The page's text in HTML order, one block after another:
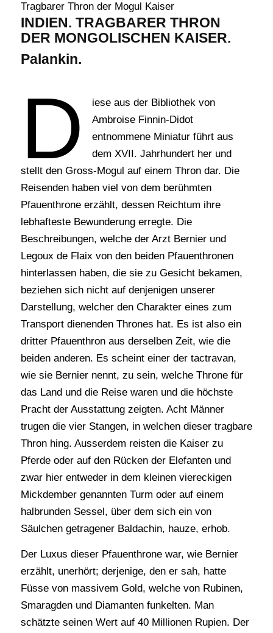
Tragbarer Thron der Mogul Kaiser
INDIEN. TRAGBARER THRON
DER MONGOLISCHEN KAISER.
Palankin.
D
iese aus der Bibliothek von
Ambroise Finnin-Didot
entnommene Miniatur führt aus
dem XVII. Jahrhundert her und
stellt den Gross-Mogul auf einem Thron dar. Die
Reisenden haben viel von dem berühmten
Pfauenthrone erzählt, dessen Reichtum ihre
lebhafteste Bewunderung erregte. Die
Beschreibungen, welche der Arzt Bernier und
Legoux de Flaix von den beiden Pfauenthronen
hinterlassen haben, die sie zu Gesicht bekamen,
beziehen sich nicht auf denjenigen unserer
Darstellung, welcher den Charakter eines zum
Transport dienenden Thrones hat. Es ist also ein
dritter Pfauenthron aus derselben Zeit, wie die
beiden anderen. Es scheint einer der tactravan,
wie sie Bernier nennt, zu sein, welche Throne für
das Land und die Reise waren und die höchste
Pracht der Ausstattung zeigten. Acht Männer
trugen die vier Stangen, in welchen dieser tragbare
Thron hing. Ausserdem reisten die Kaiser zu
Pferde oder auf den Rücken der Elefanten und
zwar hier entweder in dem kleinen viereckigen
Mickdember genannten Turm oder auf einem
halbrunden Sessel, über dem sich ein von
Säulchen getragener Baldachin, hauze, erhob.
Der Luxus dieser Pfauenthrone war, wie Bernier
erzählt, unerhört; derjenige, den er sah, hatte
Füsse von massivem Gold, welche von Rubinen,
Smaragden und Diamanten funkelten. Man
schätzte seinen Wert auf 40 Millionen Rupien. Der